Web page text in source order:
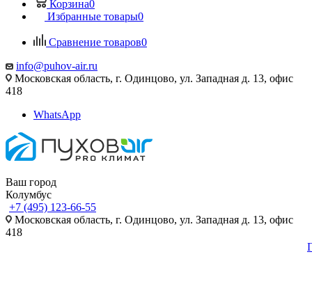
Корзина0
Избранные товары0
Сравнение товаров0
info@puhov-air.ru
Московская область, г. Одинцово, ул. Западная д. 13, офис
418
WhatsApp
Ваш город
Колумбус
+7 (495) 123-66-55
Московская область, г. Одинцово, ул. Западная д. 13, офис
418